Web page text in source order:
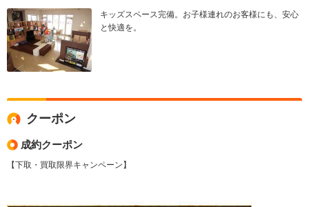
キッズスペース完備。お子様連れのお客様にも、安心
と快適を。
クーポン
成約クーポン
【下取・買取限界キャンペーン】